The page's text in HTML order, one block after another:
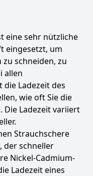
eine sehr nützliche
eingesetzt, um
schneiden, zu
allen
Ladezeit des
wie oft Sie die
Die Ladezeit variiert
Strauchschere
der schneller
Nickel-Cadmium-
Ladezeit eines